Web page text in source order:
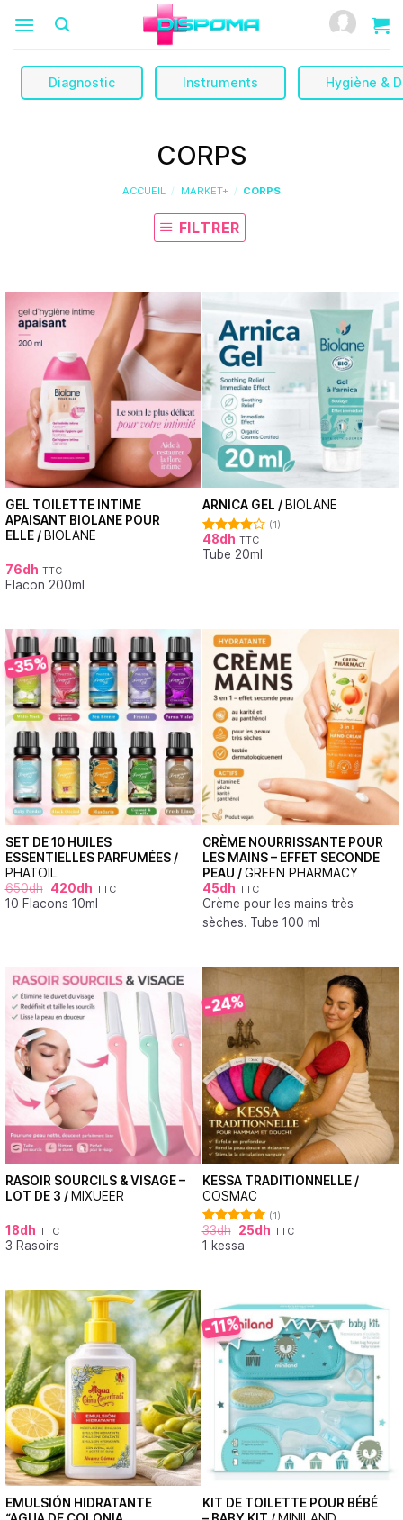
Diagnostic Instruments Hygiène &
CORPS
ACCUEIL / MARKET+ / CORPS
FILTRER
GEL TOILETTE INTIME
APAISANT BIOLANE POUR
ELLE / BIOLANE
76dh TTC
Flacon 200ml
ARNICA GEL / BIOLANE
Note
4.00sur
(1)
48dh TTC
Tube 20ml
-35%
SET DE 10 HUILES
ESSENTIELLES PARFUMÉES /
PHATOIL
650dh 420dh TTC
10 Flacons 10ml
CRÈME NOURRISSANTE POUR
LES MAINS – EFFET SECONDE
PEAU /GREEN PHARMACY
45dh TTC
Crème pour les mains très
sèches. Tube 100 ml
RASOIR SOURCILS & VISAGE –
LOT DE 3 / MIXUEER
18dh TTC
3 Rasoirs
-24%
KESSA TRADITIONNELLE /
COSMAC
Note
5.00
sur 5
(1)
33dh 25dh TTC
1 kessa
EMULSIÓN HIDRATANTE
-11%
KIT DE TOILETTE POUR BÉBÉ